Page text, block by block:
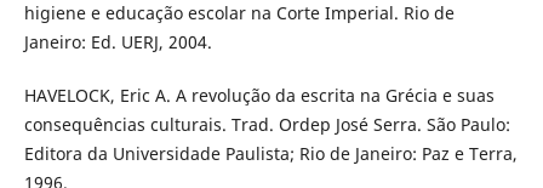
higiene e educação escolar na Corte Imperial. Rio de
Janeiro: Ed. UERJ, 2004.
HAVELOCK, Eric A. A revolução da escrita na Grécia e suas
consequências culturais. Trad. Ordep José Serra. São Paulo:
Editora da Universidade Paulista; Rio de Janeiro: Paz e Terra,
1996.